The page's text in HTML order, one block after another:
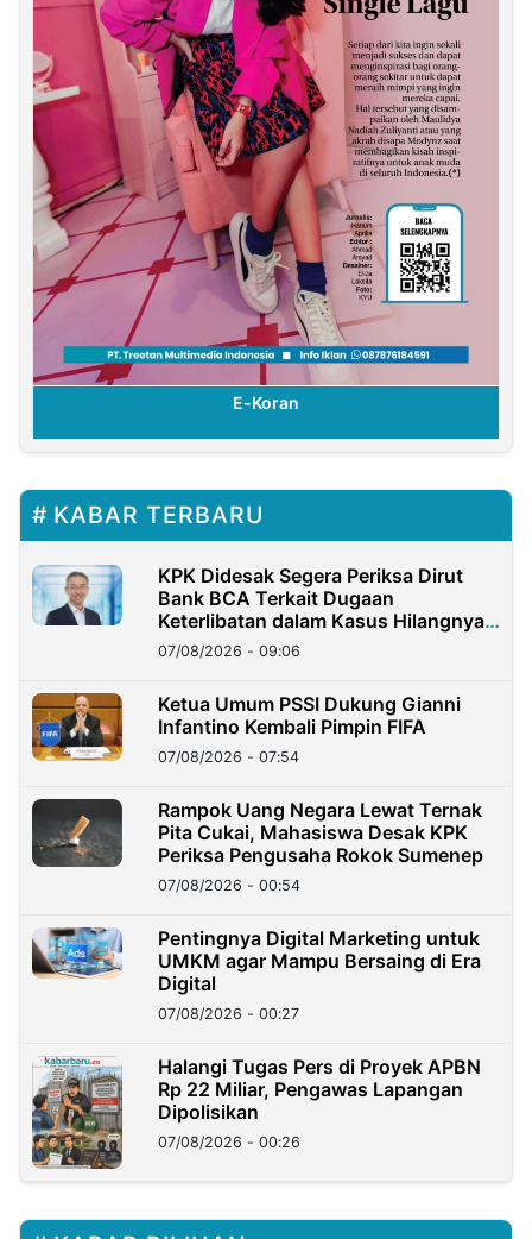
E-Koran
KABAR TERBARU
KPK Didesak Segera Periksa Dirut
Bank BCA Terkait Dugaan
Keterlibatan dalam Kasus Hilangnya
Dana Nasabah Rp2,58 Miliar
07/08/2026 - 09:06
Ketua Umum PSSI Dukung Gianni
Infantino Kembali Pimpin FIFA
07/08/2026 - 07:54
Rampok Uang Negara Lewat Ternak
Pita Cukai, Mahasiswa Desak KPK
Periksa Pengusaha Rokok Sumenep
07/08/2026 - 00:54
Pentingnya Digital Marketing untuk
UMKM agar Mampu Bersaing di Era
Digital
07/08/2026 - 00:27
Halangi Tugas Pers di Proyek APBN
Rp 22 Miliar, Pengawas Lapangan
Dipolisikan
07/08/2026 - 00:26